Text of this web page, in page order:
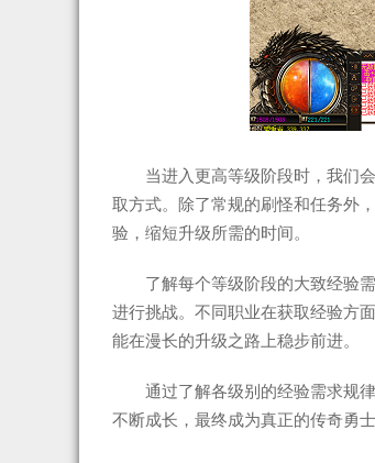
当进入更高等级阶段时，我们
取方式。除了常规的刷怪和任务外
验，缩短升级所需的时间。
了解每个等级阶段的大致经验
进行挑战。不同职业在获取经验方
能在漫长的升级之路上稳步前进。
通过了解各级别的经验需求规
不断成长，最终成为真正的传奇勇士